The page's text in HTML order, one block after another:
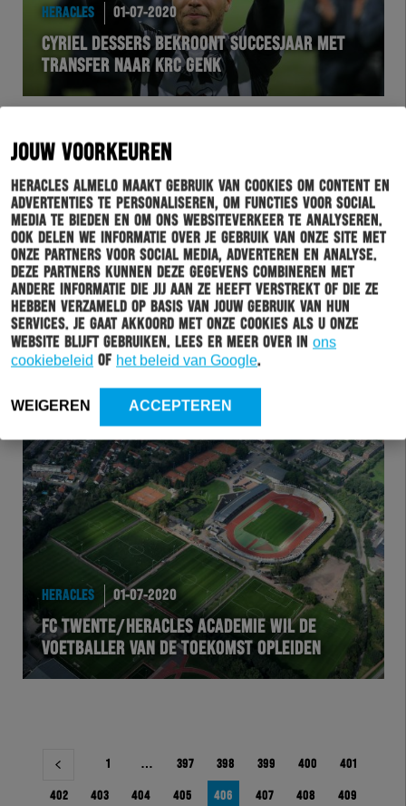
JOUW VOORKEUREN
Heracles Almelo maakt gebruik van cookies om content en
advertenties te personaliseren, om functies voor social
media te bieden en om ons websiteverkeer te analyseren.
Ook delen we informatie over je gebruik van onze site met
onze partners voor social media, adverteren en analyse.
Deze partners kunnen deze gegevens combineren met
andere informatie die jij aan ze heeft verstrekt of die ze
hebben verzameld op basis van jouw gebruik van hun
services. Je gaat akkoord met onze cookies als u onze
website blijft gebruiken. Lees er meer over in ons
cookiebeleid of het beleid van Google.
WEIGEREN ACCEPTEREN
HERACLES 01-07-2020
CYRIEL DESSERS BEKROONT SUCCESJAAR MET
TRANSFER NAAR KRC GENK
HERACLES 01-07-2020
DONDERDAG: DE HERACLES QUIZ
HERACLES 01-07-2020
FC TWENTE/HERACLES ACADEMIE WIL DE
VOETBALLER VAN DE TOEKOMST OPLEIDEN
Berichtnavigatie
1 … 397 398 399 400 401
402 403 404 405 406 407 408 409